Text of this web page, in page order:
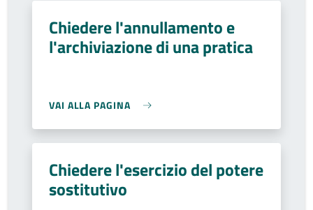
Chiedere l'annullamento e
l'archiviazione di una pratica
VAI ALLA PAGINA
Chiedere l'esercizio del potere
sostitutivo